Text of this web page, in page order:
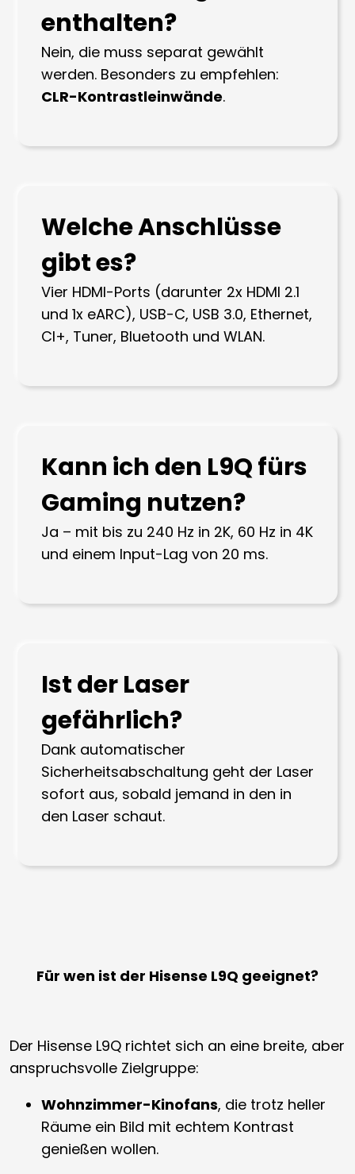
enthalten?
Nein, die muss separat gewählt
werden. Besonders zu empfehlen:
CLR-Kontrastleinwände.
Welche Anschlüsse
gibt es?
Vier HDMI-Ports (darunter 2x HDMI 2.1
und 1x eARC), USB-C, USB 3.0, Ethernet,
CI+, Tuner, Bluetooth und WLAN.
Kann ich den L9Q fürs
Gaming nutzen?
Ja – mit bis zu 240 Hz in 2K, 60 Hz in 4K
und einem Input-Lag von 20 ms.
Ist der Laser
gefährlich?
Dank automatischer
Sicherheitsabschaltung geht der Laser
sofort aus, sobald jemand in den in
den Laser schaut.
Für wen ist der Hisense L9Q geeignet?
Der Hisense L9Q richtet sich an eine breite, aber
anspruchsvolle Zielgruppe:
Wohnzimmer-Kinofans, die trotz heller
Räume ein Bild mit echtem Kontrast
genießen wollen.